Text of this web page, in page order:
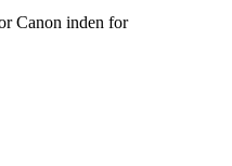
Canon inden for